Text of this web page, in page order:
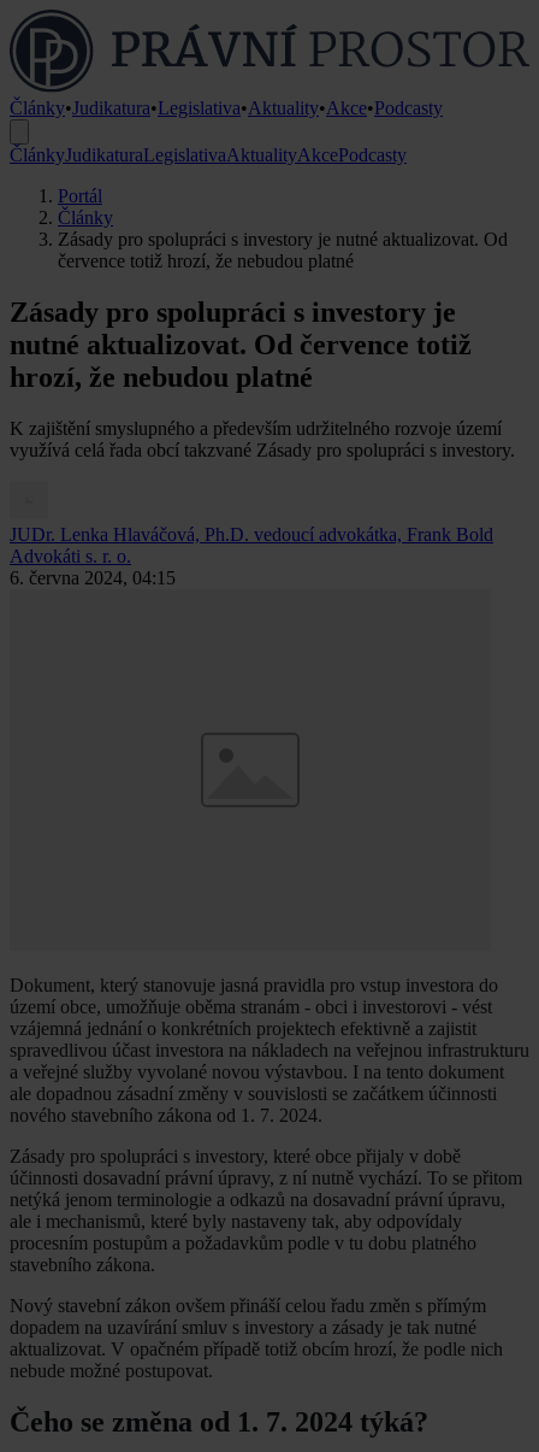
Články•Judikatura•Legislativa•Aktuality•Akce•Podcasty
ČlánkyJudikaturaLegislativaAktualityAkcePodcasty
Portál
Články
Zásady pro spolupráci s investory je nutné aktualizovat. Od
července totiž hrozí, že nebudou platné
Zásady pro spolupráci s investory je
nutné aktualizovat. Od července totiž
hrozí, že nebudou platné
K zajištění smyslupného a především udržitelného rozvoje území
využívá celá řada obcí takzvané Zásady pro spolupráci s investory.
JUDr. Lenka Hlaváčová, Ph.D. vedoucí advokátka, Frank Bold
Advokáti s. r. o.
6. června 2024, 04:15
Dokument, který stanovuje jasná pravidla pro vstup investora do
území obce, umožňuje oběma stranám - obci i investorovi - vést
vzájemná jednání o konkrétních projektech efektivně a zajistit
spravedlivou účast investora na nákladech na veřejnou infrastrukturu
a veřejné služby vyvolané novou výstavbou. I na tento dokument
ale dopadnou zásadní změny v souvislosti se začátkem účinnosti
nového stavebního zákona od 1. 7. 2024.
Zásady pro spolupráci s investory, které obce přijaly v době
účinnosti dosavadní právní úpravy, z ní nutně vychází. To se přitom
netýká jenom terminologie a odkazů na dosavadní právní úpravu,
ale i mechanismů, které byly nastaveny tak, aby odpovídaly
procesním postupům a požadavkům podle v tu dobu platného
stavebního zákona.
Nový stavební zákon ovšem přináší celou řadu změn s přímým
dopadem na uzavírání smluv s investory a zásady je tak nutné
aktualizovat. V opačném případě totiž obcím hrozí, že podle nich
nebude možné postupovat.
Čeho se změna od 1. 7. 2024 týká?